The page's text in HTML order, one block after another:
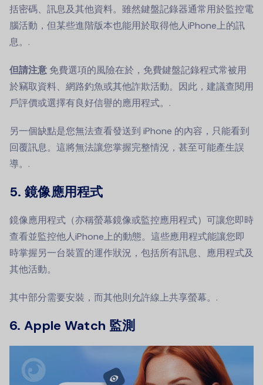
括密碼、訊息及其他資料。雖然鍵盤記錄器通常用於監控電
腦活動，但某些進階版本也能用於取得他人iPhone上的訊
息。.
但請注意 免費選項的風險在於，免費鍵盤記錄程式常被用
於竊取資料、網路釣魚或其他詐欺活動。因此，建議查閱用
戶評價或選擇有良好信譽的應用程式。.
另一個缺點是您無法查看發送到 iPhone 的內容，只能看到
回覆訊息。這將無法讓您掌握完整情況，甚至可能產生誤
導。.
5. 鏡像應用程式
鏡像應用程式（亦稱螢幕鏡像或監控應用程式）可讓您即時
查看並監控他人iPhone上的動態。這些應用程式能讓您即
時掌握另一台裝置的運作狀況，包括所有訊息、應用程式及
其他活動。
其中部分需要安裝，而其他則允許線上共享螢幕。.
6. Apple Watch 監測